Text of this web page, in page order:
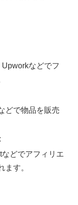
などでフ
どで物品を販売
:
どでアフィリエ
ます。